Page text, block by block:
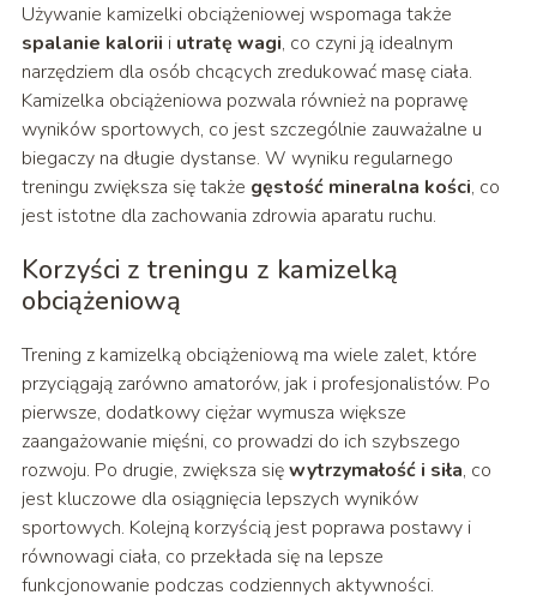
Używanie kamizelki obciążeniowej wspomaga także
spalanie kalorii i utratę wagi, co czyni ją idealnym
narzędziem dla osób chcących zredukować masę ciała.
Kamizelka obciążeniowa pozwala również na poprawę
wyników sportowych, co jest szczególnie zauważalne u
biegaczy na długie dystanse. W wyniku regularnego
treningu zwiększa się także gęstość mineralna kości, co
jest istotne dla zachowania zdrowia aparatu ruchu.
Korzyści z treningu z kamizelką
obciążeniową
Trening z kamizelką obciążeniową ma wiele zalet, które
przyciągają zarówno amatorów, jak i profesjonalistów. Po
pierwsze, dodatkowy ciężar wymusza większe
zaangażowanie mięśni, co prowadzi do ich szybszego
rozwoju. Po drugie, zwiększa sięwytrzymałość i siła, co
jest kluczowe dla osiągnięcia lepszych wyników
sportowych. Kolejną korzyścią jest poprawa postawy i
równowagi ciała, co przekłada się na lepsze
funkcjonowanie podczas codziennych aktywności.